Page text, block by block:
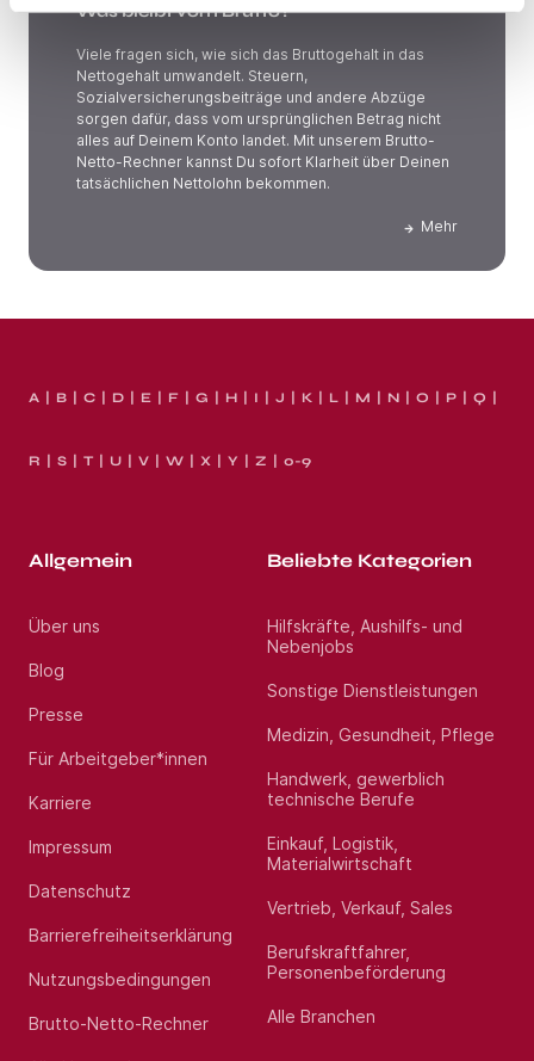
Was bleibt vom Brutto?
Viele fragen sich, wie sich das Bruttogehalt in das
Nettogehalt umwandelt. Steuern,
Sozialversicherungsbeiträge und andere Abzüge
sorgen dafür, dass vom ursprünglichen Betrag nicht
alles auf Deinem Konto landet. Mit unserem Brutto-
Netto-Rechner kannst Du sofort Klarheit über Deinen
tatsächlichen Nettolohn bekommen.
Mehr
A B C D E F G H I J K L M N O P Q
R S T U V W X Y Z 0-9
Allgemein
Über uns
Blog
Presse
Für Arbeitgeber*innen
Karriere
Impressum
Datenschutz
Barrierefreiheitserklärung
Nutzungsbedingungen
Brutto-Netto-Rechner
Beliebte Kategorien
Hilfskräfte, Aushilfs- und
Nebenjobs
Sonstige Dienstleistungen
Medizin, Gesundheit, Pflege
Handwerk, gewerblich
technische Berufe
Einkauf, Logistik,
Materialwirtschaft
Vertrieb, Verkauf, Sales
Berufskraftfahrer,
Personenbeförderung
Alle Branchen